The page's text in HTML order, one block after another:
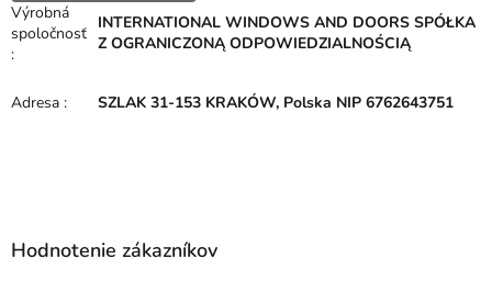
Výrobná
spoločnosť
:
INTERNATIONAL WINDOWS AND DOORS SPÓŁKA
Z OGRANICZONĄ ODPOWIEDZIALNOŚCIĄ
Adresa : SZLAK 31-153 KRAKÓW, Polska NIP 6762643751
Hodnotenie zákazníkov